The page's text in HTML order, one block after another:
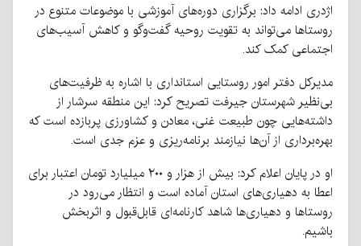
اژدری ادامه داد: برگزاری دوره‌های آموزشی با موضوعات متنوع در
روستاها می‌تواند به تقویت روحیه گفت‌وگو و کاهش آسیب‌های
اجتماعی کمک کند.
مدیرکل دفتر امور روستایی استانداری با اشاره به ظرفیت‌های
بی‌نظیر شهرستان جیرفت تصریح کرد: این منطقه سرشار از
داشته‌هایی چون طبیعت غنی، معادن و کشاورزی پربازده است که
بهره‌برداری از آن‌ها نیازمند برنامه‌ریزی و عزم جدی است.
او در پایان اعلام کرد: بیش از هزار و ۲۰۰ میلیارد تومان اعتبار برای
اعطا به دهیاری‌های استان آماده است و انتظار می‌رود در
روستاها و دهیاری‌ها شاهد کارنامه‌ای قابل‌قبول و اثربخش
باشیم.